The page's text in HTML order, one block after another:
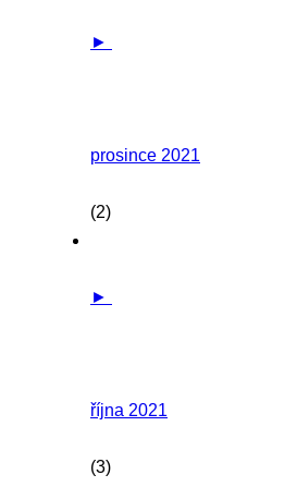
►
prosince 2021
(2)
►
října 2021
(3)